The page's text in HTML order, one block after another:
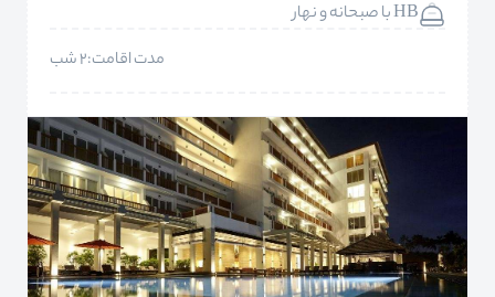
HB با صبحانه و نهار
مدت اقامت:2 شب